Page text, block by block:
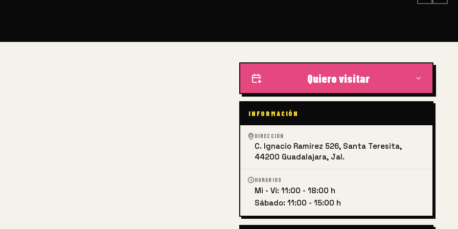
Quiero visitar
INFORMACIÓN
DIRECCIÓN
C. Ignacio Ramírez 526, Santa Teresita,
44200 Guadalajara, Jal.
HORARIOS
Mi - Vi: 11:00 - 18:00 h
Sábado: 11:00 - 15:00 h